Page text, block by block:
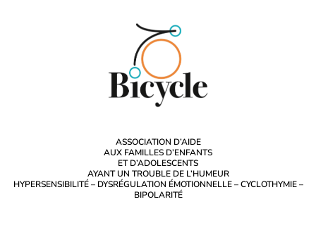
ASSOCIATION D’AIDE
AUX FAMILLES D’ENFANTS
ET D’ADOLESCENTS
AYANT UN TROUBLE DE L’HUMEUR
HYPERSENSIBILITÉ – DYSRÉGULATION ÉMOTIONNELLE – CYCLOTHYMIE –
BIPOLARITÉ